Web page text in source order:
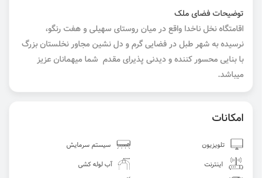
توضیحات فضای ملک
اقامتگاه نخل ناخدا واقع در میان روستای سهیلی و هفت رنگو،
نرسیده به شهر طبل در فضایی گرم و دل نشین مجاور نخلستان بزرگ
با بنایی محسور کننده و دیدنی پذیرای مقدم شما میهمانان عزیز
میباشد.
امکانات
تلویزیون
سیستم سرمایش
اینترنت
آب لوله کشی